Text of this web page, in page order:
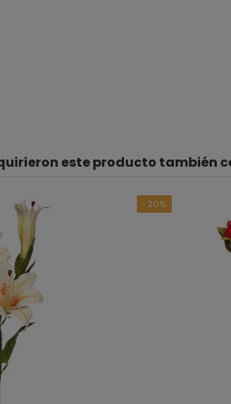
este producto también
-20%